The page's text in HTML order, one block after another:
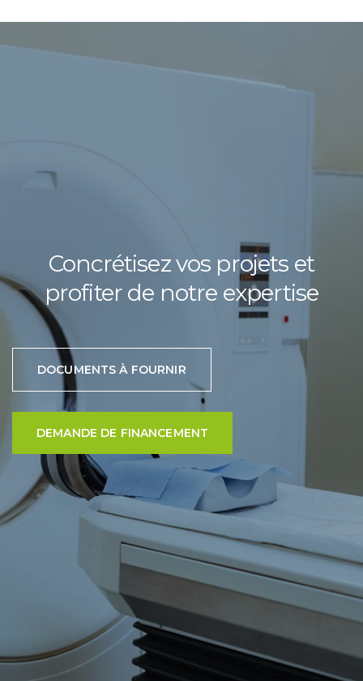
Concrétisez vos projets et
profiter de notre expertise
DOCUMENTS À FOURNIR
DEMANDE DE FINANCEMENT